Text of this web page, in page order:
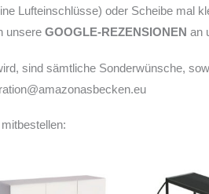
Lufteinschlüsse) oder Scheibe mal
unsere GOOGLE-REZENSIONEN an
sind sämtliche Sonderwünsche,